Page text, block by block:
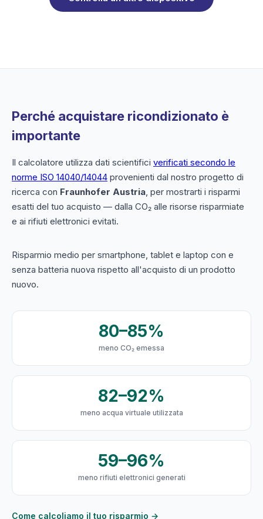
Perché acquistare ricondizionato è
importante
Il calcolatore utilizza dati scientifici verificati secondo le
norme ISO 14040/14044 provenienti dal nostro progetto di
ricerca con Fraunhofer Austria, per mostrarti i risparmi
esatti del tuo acquisto — dalla CO₂ alle risorse risparmiate
e ai rifiuti elettronici evitati.
Risparmio medio per smartphone, tablet e laptop con e
senza batteria nuova rispetto all'acquisto di un prodotto
nuovo.
80–85%
meno CO₂ emessa
82–92%
meno acqua virtuale utilizzata
59–96%
meno rifiuti elettronici generati
Come calcoliamo il tuo risparmio →